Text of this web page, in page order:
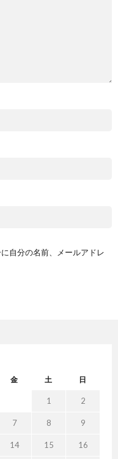
自分の名前、メールアドレ
金 土 日
1 2
7 8 9
14 15 16